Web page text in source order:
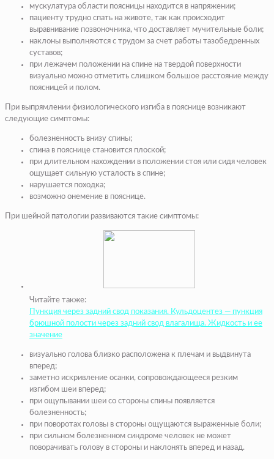
мускулатура области поясницы находится в напряжении;
пациенту трудно спать на животе, так как происходит
выравнивание позвоночника, что доставляет мучительные боли;
наклоны выполняются с трудом за счет работы тазобедренных
суставов;
при лежачем положении на спине на твердой поверхности
визуально можно отметить слишком большое расстояние между
поясницей и полом.
При выпрямлении физиологического изгиба в пояснице возникают
следующие симптомы:
болезненность внизу спины;
спина в пояснице становится плоской;
при длительном нахождении в положении стоя или сидя человек
ощущает сильную усталость в спине;
нарушается походка;
возможно онемение в пояснице.
При шейной патологии развиваются такие симптомы:
Читайте также:
Пункция через задний свод показания. Кульдоцентез — пункция
брюшной полости через задний свод влагалища. Жидкость и ее
значение
визуально голова близко расположена к плечам и выдвинута
вперед;
заметно искривление осанки, сопровождающееся резким
изгибом шеи вперед;
при ощупывании шеи со стороны спины появляется
болезненность;
при поворотах головы в стороны ощущаются выраженные боли;
при сильном болезненном синдроме человек не может
поворачивать голову в стороны и наклонять вперед и назад.